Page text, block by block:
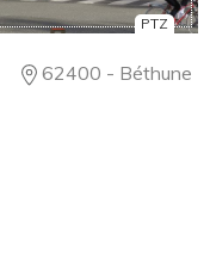
PTZ
62400 - Béthune